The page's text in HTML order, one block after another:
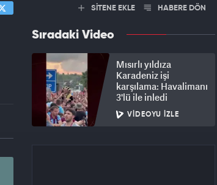
SİTENE EKLE HABERE DÖN
Sıradaki Video
Mısırlı yıldıza
Karadeniz işi
karşılama: Havalimanı
3'lü ile inledi
VIDEOYU İZLE